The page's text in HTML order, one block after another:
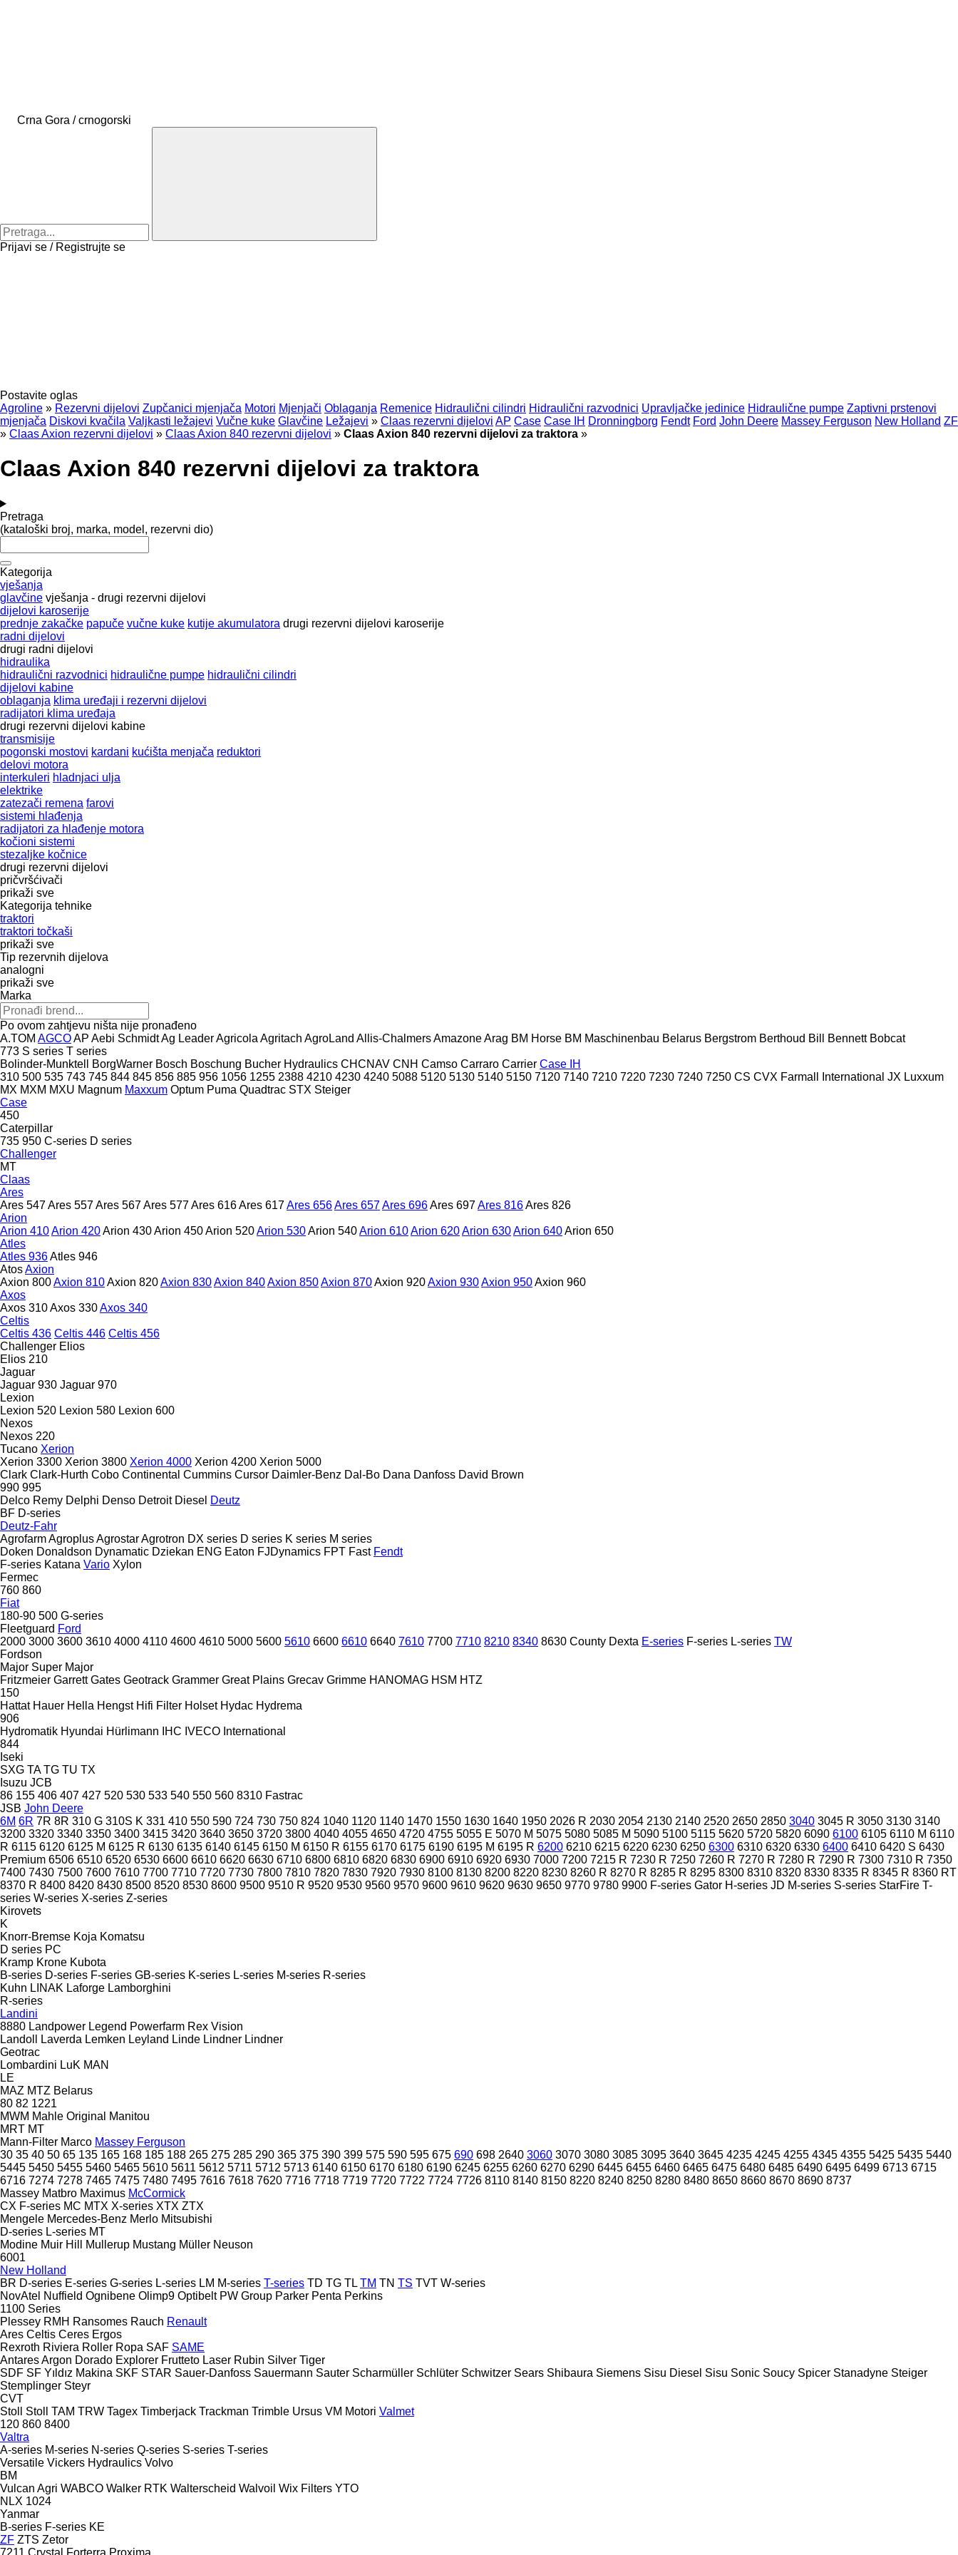
Crna Gora / crnogorski
Prijavi se / Registrujte se
Postavite oglas
Agroline » Rezervni dijelovi Zupčanici mjenjača Motori Mjenjači Oblaganja Remenice Hidraulični cilindri Hidraulični razvodnici Upravljačke jedinice Hidraulične pumpe Zaptivni prstenovi
mjenjača Diskovi kvačila Valjkasti ležajevi Vučne kuke Glavčine Ležajevi » Claas rezervni dijelovi AP Case Case IH Dronningborg Fendt Ford John Deere Massey Ferguson New Holland ZF
» Claas Axion rezervni dijelovi » Claas Axion 840 rezervni dijelovi » Claas Axion 840 rezervni dijelovi za traktora »
Claas Axion 840 rezervni dijelovi za traktora
Pretraga
(kataloški broj, marka, model, rezervni dio)
Kategorija
vješanja
glavčine vješanja - drugi rezervni dijelovi
dijelovi karoserije
prednje zakačke papuče vučne kuke kutije akumulatora drugi rezervni dijelovi karoserije
radni dijelovi
drugi radni dijelovi
hidraulika
hidraulični razvodnici hidraulične pumpe hidraulični cilindri
dijelovi kabine
oblaganja klima uređaji i rezervni dijelovi
radijatori klima uređaja
drugi rezervni dijelovi kabine
transmisije
pogonski mostovi kardani kućišta menjača reduktori
delovi motora
interkuleri hladnjaci ulja
elektrike
zatezači remena farovi
sistemi hlađenja
radijatori za hlađenje motora
kočioni sistemi
stezaljkе kočnice
drugi rezervni dijelovi
pričvršćivači
prikaži sve
Kategorija tehnike
traktori
traktori točkaši
prikaži sve
Tip rezervnih dijelova
analogni
prikaži sve
Marka
Po ovom zahtjevu ništa nije pronađeno
A.TOM AGCOAP Aebi SchmidtAg LeaderAgricola Agritach AgroLand Allis-ChalmersAmazoneArag BM Horse BM Maschinenbau Belarus Bergstrom Berthoud Bill Bennett Bobcat
773 S series T series
Bolinder-Munktell
BorgWarner Bosch Boschung Bucher Hydraulics CHCNAV CNH Camso Carraro Carrier Case IH
310 500 535 743 745 844 845 856 885 956 1056 1255 2388 4210 4230 4240 5088 5120 5130 5140 5150 7120 7140 7210 7220 7230 7240 7250 CS CVX Farmall International JX Luxxum
MX MXM MXU Magnum Maxxum Optum Puma Quadtrac STX Steiger
Case
450
Caterpillar
735 950 C-series D series
Challenger
MT
Claas
Ares
Ares 547Ares 557Ares 567Ares 577Ares 616Ares 617Ares 656Ares 657Ares 696Ares 697Ares 816Ares 826
Arion
Arion 410Arion 420Arion 430Arion 450Arion 520Arion 530Arion 540Arion 610Arion 620Arion 630Arion 640Arion 650
Atles
Atles 936Atles 946
AtosAxion
Axion 800Axion 810Axion 820Axion 830Axion 840Axion 850Axion 870Axion 920Axion 930Axion 950Axion 960
Axos
Axos 310Axos 330Axos 340
Celtis
Celtis 436 Celtis 446 Celtis 456
Challenger Elios
Elios 210
Jaguar
Jaguar 930 Jaguar 970
Lexion
Lexion 520 Lexion 580 Lexion 600
Nexos
Nexos 220
Tucano Xerion
Xerion 3300 Xerion 3800 Xerion 4000 Xerion 4200 Xerion 5000
Clark Clark-Hurth Cobo Continental Cummins Cursor Daimler-Benz Dal-Bo Dana Danfoss David Brown
990 995
Delco Remy Delphi Denso Detroit Diesel Deutz
BF D-series
Deutz-Fahr
AgrofarmAgroplusAgrostarAgrotron DX series D series K series M series
Doken Donaldson Dynamatic Dziekan ENG Eaton FJDynamics FPT Fast Fendt
F-series Katana Vario Xylon
Fermec
760 860
Fiat
180-90 500 G-series
Fleetguard Ford
2000 3000 3600 3610 4000 4110 4600 4610 5000 5600 5610 6600 6610 6640 7610 7700 7710 8210 8340 8630 County Dexta E-series F-series L-series TW
Fordson
Major Super Major
Fritzmeier Garrett Gates Geotrack Grammer Great Plains Grecav Grimme HANOMAG HSM HTZ
150
Hattat Hauer Hella Hengst Hifi Filter Holset Hydac Hydrema
906
Hydromatik Hyundai Hürlimann IHC IVECO International
844
Iseki
SXG TA TG TU TX
Isuzu JCB
86 155 406 407 427 520 530 533 540 550 560 8310 Fastrac
JSB John Deere
6M 6R 7R 8R 310 G 310S K 331 410 550 590 724 730 750 824 1040 1120 1140 1470 1550 1630 1640 1950 2026 R 2030 2054 2130 2140 2520 2650 2850 3040 3045 R 3050 3130 3140
3200 3320 3340 3350 3400 3415 3420 3640 3650 3720 3800 4040 4055 4650 4720 4755 5055 E 5070 M 5075 5080 5085 M 5090 5100 5115 5620 5720 5820 6090 6100 6105 6110 M 6110
R 6115 6120 6125 M 6125 R 6130 6135 6140 6145 6150 M 6150 R 6155 6170 6175 6190 6195 M 6195 R 6200 6210 6215 6220 6230 6250 6300 6310 6320 6330 6400 6410 6420 S 6430
Premium 6506 6510 6520 6530 6600 6610 6620 6630 6710 6800 6810 6820 6830 6900 6910 6920 6930 7000 7200 7215 R 7230 R 7250 7260 R 7270 R 7280 R 7290 R 7300 7310 R 7350
7400 7430 7500 7600 7610 7700 7710 7720 7730 7800 7810 7820 7830 7920 7930 8100 8130 8200 8220 8230 8260 R 8270 R 8285 R 8295 8300 8310 8320 8330 8335 R 8345 R 8360 RT
8370 R 8400 8420 8430 8500 8520 8530 8600 9500 9510 R 9520 9530 9560 9570 9600 9610 9620 9630 9650 9770 9780 9900 F-series Gator H-series JD M-series S-series StarFire T-
series W-series X-series Z-series
Kirovets
K
Knorr-Bremse Koja Komatsu
D series PC
Kramp Krone Kubota
B-series D-series F-series GB-series K-series L-series M-series R-series
Kuhn LINAK Laforge Lamborghini
R-series
Landini
8880 Landpower Legend Powerfarm Rex Vision
Landoll
Laverda Lemken Leyland Linde Lindner Lindner
Geotrac
Lombardini LuK MAN
LE
MAZ MTZ Belarus
80 82 1221
MWM Mahle Original
Manitou
MRT MT
Mann-Filter Marco Massey Ferguson
30 35 40 50 65 135 165 168 185 188 265 275 285 290 365 375 390 399 575 590 595 675 690 698 2640 3060 3070 3080 3085 3095 3640 3645 4235 4245 4255 4345 4355 5425 5435 5440
5445 5450 5455 5460 5465 5610 5611 5612 5711 5712 5713 6140 6150 6170 6180 6190 6245 6255 6260 6270 6290 6445 6455 6460 6465 6475 6480 6485 6490 6495 6499 6713 6715
6716 7274 7278 7465 7475 7480 7495 7616 7618 7620 7716 7718 7719 7720 7722 7724 7726 8110 8140 8150 8220 8240 8250 8280 8480 8650 8660 8670 8690 8737
Massey Matbro Maximus McCormick
CX F-series MC MTX X-series XTX ZTX
Mengele Mercedes-Benz Merlo Mitsubishi
D-series L-series MT
Modine Muir Hill Mullerup Mustang Müller Neuson
6001
New Holland
BR D-series E-series G-series L-series LM M-series T-series TD TG TL TM TN TS TVT W-series
NovAtel Nuffield Ognibene Olimp9 Optibelt PW Group Parker Penta Perkins
1100 Series
Plessey RMH Ransomes Rauch Renault
Ares Celtis Ceres Ergos
Rexroth Riviera Roller Ropa SAF SAME
AntaresArgon Dorado Explorer Frutteto Laser Rubin Silver Tiger
SDF SF Yıldız Makina SKF STAR Sauer-Danfoss Sauermann Sauter Scharmüller Schlüter Schwitzer Sears Shibaura Siemens Sisu Diesel Sisu Sonic Soucy Spicer Stanadyne Steiger
Stemplinger Steyr
CVT
Stoll
Stoll TAM TRW Tagex Timberjack Trackman Trimble Ursus VM Motori Valmet
120 860 8400
Valtra
A-series M-series N-series Q-series S-series T-series
Versatile Vickers Hydraulics Volvo
BM
Vulcan Agri WABCO Walker RTK Walterscheid Walvoil Wix Filters YTO
NLX 1024
Yanmar
B-series F-series KE
ZF ZTS Zetor
7211 Crystal Forterra Proxima